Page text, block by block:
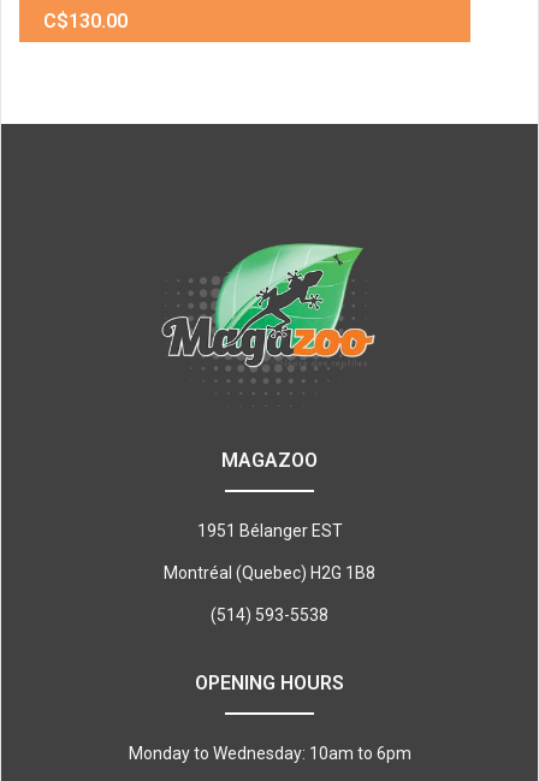
C$130.00
MAGAZOO
1951 Bélanger EST
Montréal (Quebec) H2G 1B8
(514) 593-5538
OPENING HOURS
Monday to Wednesday: 10am to 6pm